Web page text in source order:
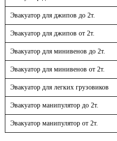
Эвакуатор для джипов до 2т.
Эвакуатор для джипов от 2т.
Эвакуатор для минивенов до 2т.
Эвакуатор для минивенов от 2т.
Эвакуатор для легких грузовиков
Эвакуатор манипулятор до 2т.
Эвакуатор манипулятор от 2т.